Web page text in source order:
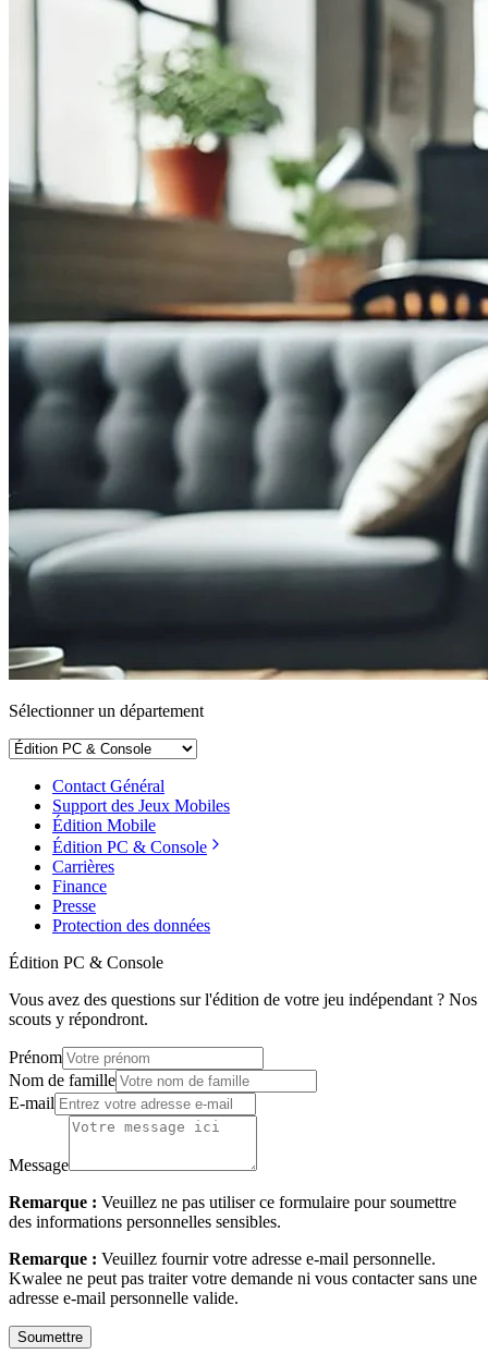
Sélectionner un département
Contact Général
Support des Jeux Mobiles
Édition Mobile
Édition PC & Console
Carrières
Finance
Presse
Protection des données
Édition PC & Console
Vous avez des questions sur l'édition de votre jeu indépendant ? Nos
scouts y répondront.
Prénom
Nom de famille
E-mail
Message
Remarque : Veuillez ne pas utiliser ce formulaire pour soumettre
des informations personnelles sensibles.
Remarque : Veuillez fournir votre adresse e-mail personnelle.
Kwalee ne peut pas traiter votre demande ni vous contacter sans une
adresse e-mail personnelle valide.
Soumettre